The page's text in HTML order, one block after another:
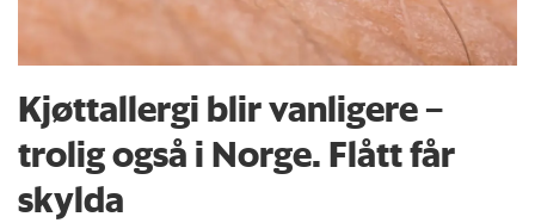
Kjøttallergi blir vanligere –
trolig også i Norge. Flått får
skylda